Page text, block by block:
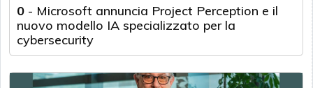
0 - Microsoft annuncia Project Perception e il
nuovo modello IA specializzato per la
cybersecurity